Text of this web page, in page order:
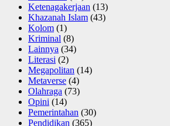
Ketenagakerjaan (13)
Khazanah Islam (43)
Kolom (1)
Kriminal (8)
Lainnya (34)
Literasi (2)
Megapolitan (14)
Metaverse (4)
Olahraga (73)
Opini (14)
Pemerintahan (30)
Pendidikan (365)